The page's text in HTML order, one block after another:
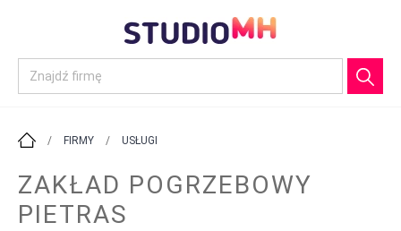
/ FIRMY / USŁUGI
ZAKŁAD POGRZEBOWY
PIETRAS